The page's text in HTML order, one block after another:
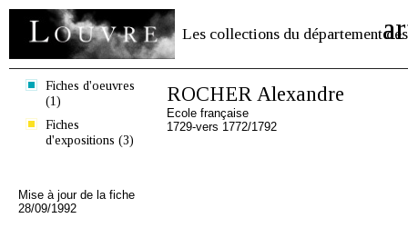
Les collections du département des
Fiches d'oeuvres
(1)
Fiches
d'expositions (3)
Mise à jour de la fiche
28/09/1992
ROCHER Alexandre
Ecole française
1729-vers 1772/1792